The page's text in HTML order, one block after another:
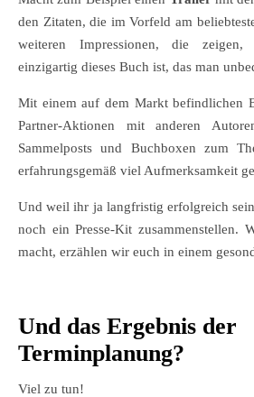
den Zitaten, die im Vorfeld am
weiteren Impressionen, die
einzigartig dieses Buch ist, das man
Mit einem auf dem Markt befindlichen
Partner-Aktionen mit anderen
Sammelposts und Buchboxen zum
erfahrungsgemäß viel Aufmerksamkeit
Und weil ihr ja langfristig erfolgreich
noch ein Presse-Kit zusammenstellen.
macht, erzählen wir euch in einem
Und das Ergebnis der
Terminplanung?
Viel zu tun!